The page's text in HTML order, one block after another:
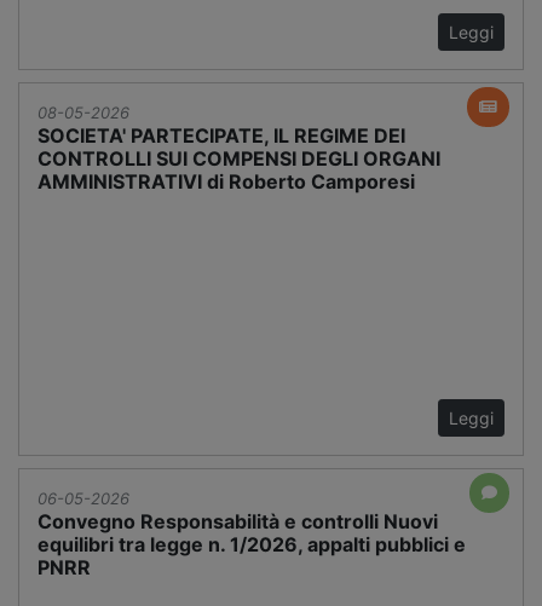
Leggi
08-05-2026
SOCIETA' PARTECIPATE, IL REGIME DEI
CONTROLLI SUI COMPENSI DEGLI ORGANI
AMMINISTRATIVI di Roberto Camporesi
Leggi
06-05-2026
Convegno Responsabilità e controlli Nuovi
equilibri tra legge n. 1/2026, appalti pubblici e
PNRR